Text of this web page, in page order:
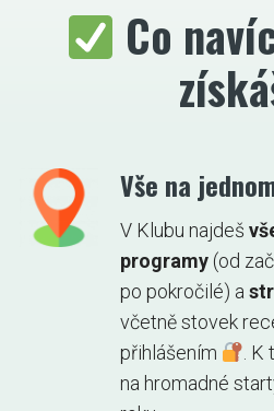
Co
Vše na
V Klubu najdeš
programy(od
po pokročilé) a
včetně stovek
přihlášením
. K
na hromadné